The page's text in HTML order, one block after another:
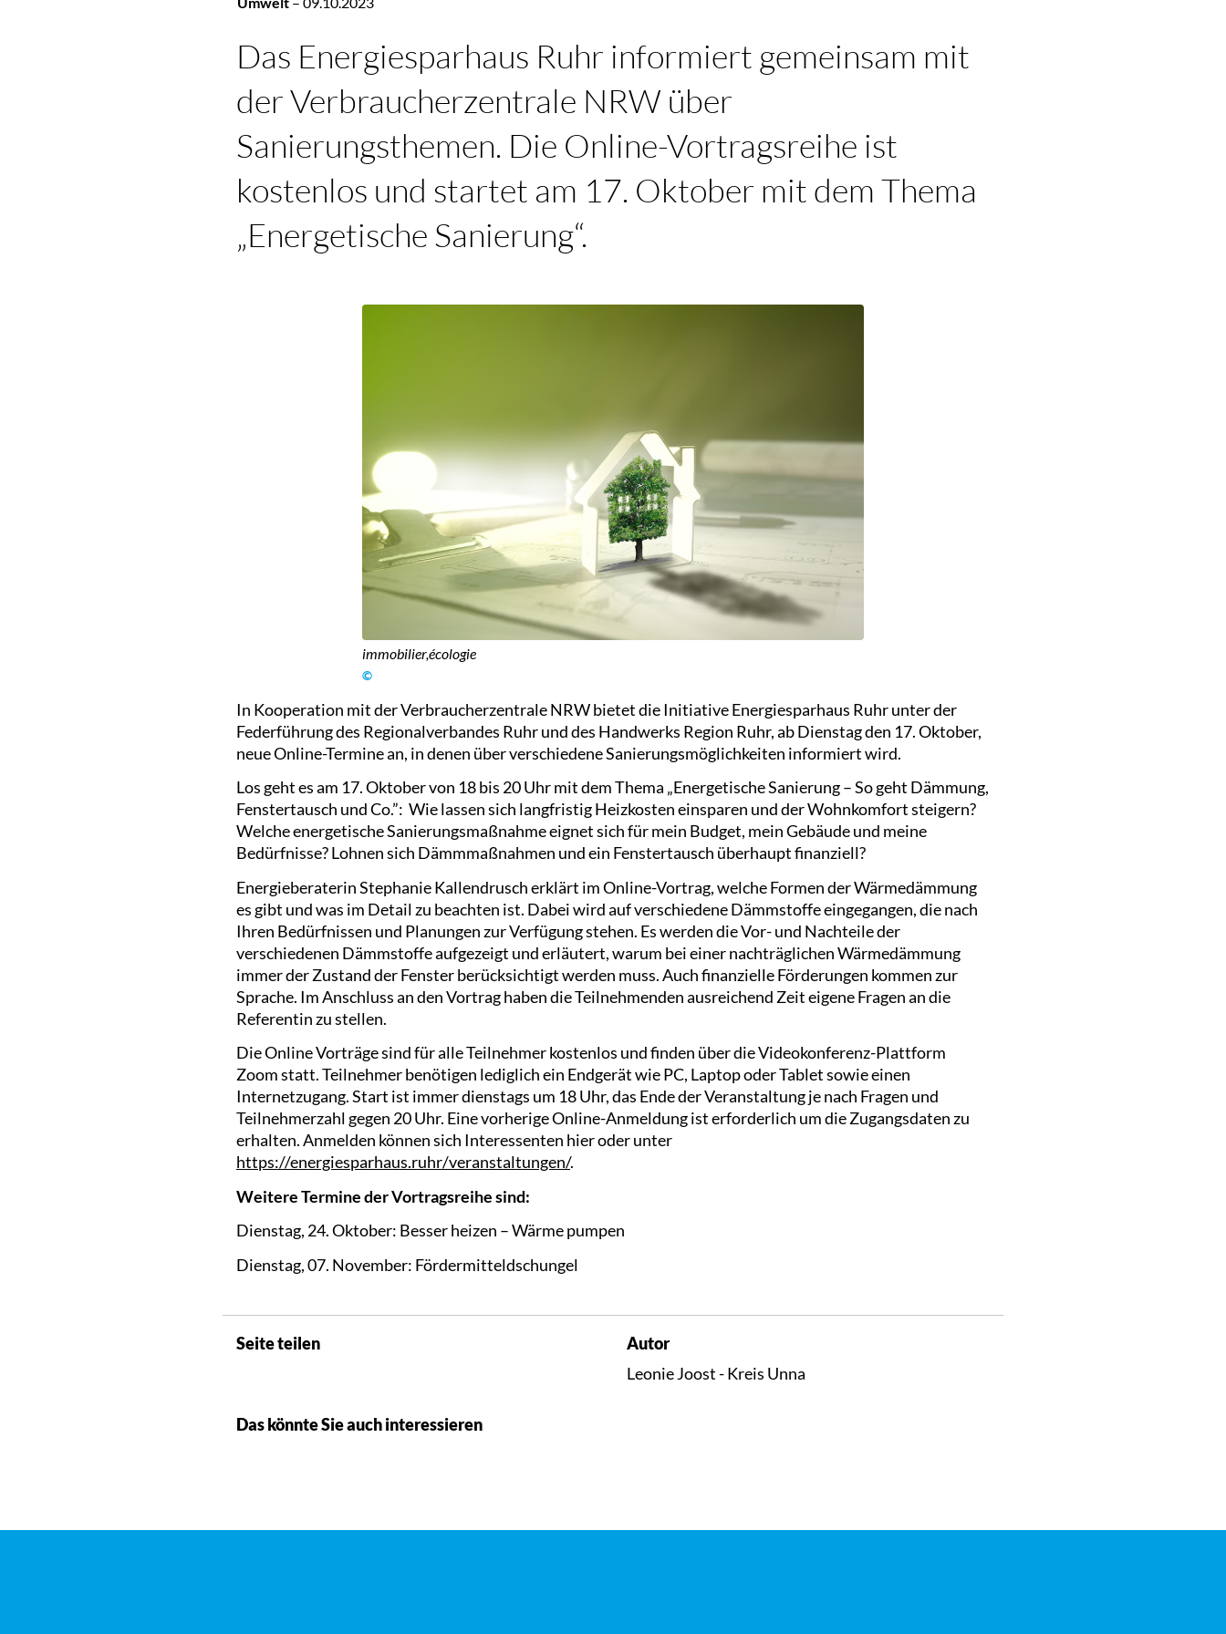
Das Energiesparhaus Ruhr informiert gemeinsam mit
der Verbraucherzentrale NRW über
Sanierungsthemen. Die Online-Vortragsreihe ist
kostenlos und startet am 17. Oktober mit dem Thema
„Energetische Sanierung“.
immobilier,écologie
©
In Kooperation mit der Verbraucherzentrale NRW bietet die Initiative Energiesparhaus Ruhr unter der
Federführung des Regionalverbandes Ruhr und des Handwerks Region Ruhr, ab Dienstag den 17. Oktober,
neue Online-Termine an, in denen über verschiedene Sanierungsmöglichkeiten informiert wird.
Los geht es am 17. Oktober von 18 bis 20 Uhr mit dem Thema „Energetische Sanierung – So geht Dämmung,
Fenstertausch und Co.”: Wie lassen sich langfristig Heizkosten einsparen und der Wohnkomfort steigern?
Welche energetische Sanierungsmaßnahme eignet sich für mein Budget, mein Gebäude und meine
Bedürfnisse? Lohnen sich Dämmmaßnahmen und ein Fenstertausch überhaupt finanziell?
Energieberaterin Stephanie Kallendrusch erklärt im Online-Vortrag, welche Formen der Wärmedämmung
es gibt und was im Detail zu beachten ist. Dabei wird auf verschiedene Dämmstoffe eingegangen, die nach
Ihren Bedürfnissen und Planungen zur Verfügung stehen. Es werden die Vor- und Nachteile der
verschiedenen Dämmstoffe aufgezeigt und erläutert, warum bei einer nachträglichen Wärmedämmung
immer der Zustand der Fenster berücksichtigt werden muss. Auch finanzielle Förderungen kommen zur
Sprache. Im Anschluss an den Vortrag haben die Teilnehmenden ausreichend Zeit eigene Fragen an die
Referentin zu stellen.
Die Online Vorträge sind für alle Teilnehmer kostenlos und finden über die Videokonferenz-Plattform
Zoom statt. Teilnehmer benötigen lediglich ein Endgerät wie PC, Laptop oder Tablet sowie einen
Internetzugang. Start ist immer dienstags um 18 Uhr, das Ende der Veranstaltung je nach Fragen und
Teilnehmerzahl gegen 20 Uhr. Eine vorherige Online-Anmeldung ist erforderlich um die Zugangsdaten zu
erhalten. Anmelden können sich Interessenten hier oder unter
https://energiesparhaus.ruhr/veranstaltungen/.
Weitere Termine der Vortragsreihe sind:
Dienstag, 24. Oktober: Besser heizen – Wärme pumpen
Dienstag, 07. November: Fördermitteldschungel
Seite teilen
Autor
Leonie Joost - Kreis Unna
Das könnte Sie auch interessieren